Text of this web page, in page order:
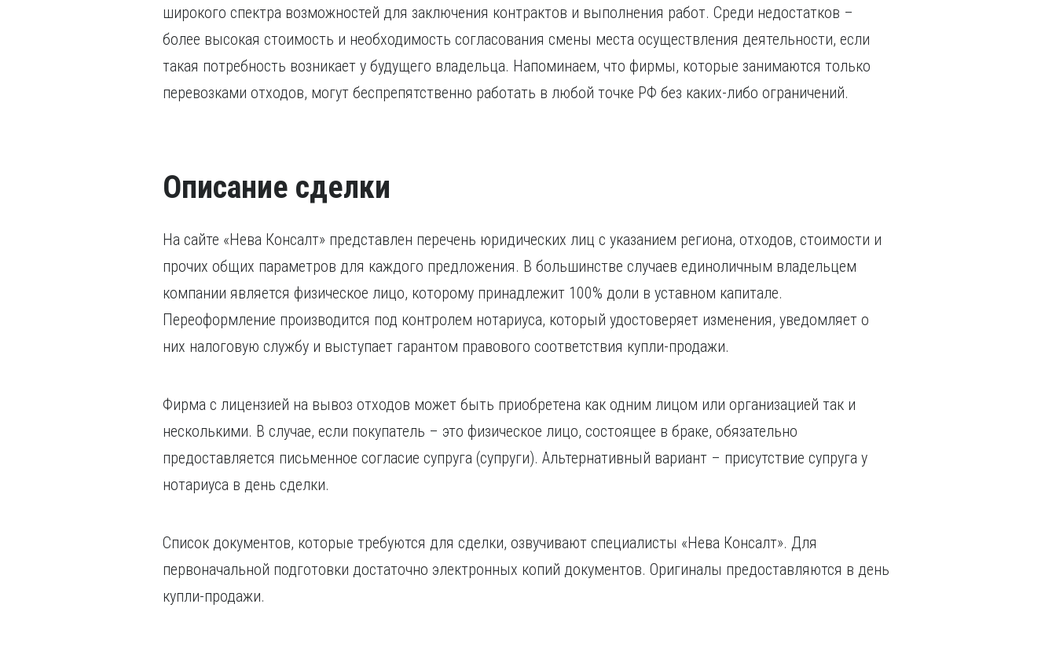
широкого спектра возможностей для заключения контрактов и выполнения работ. Среди недостатков –
более высокая стоимость и необходимость согласования смены места осуществления деятельности, если
такая потребность возникает у будущего владельца. Напоминаем, что фирмы, которые занимаются только
перевозками отходов, могут беспрепятственно работать в любой точке РФ без каких-либо ограничений.
Описание сделки
На сайте «Нева Консалт» представлен перечень юридических лиц с указанием региона, отходов, стоимости и
прочих общих параметров для каждого предложения. В большинстве случаев единоличным владельцем
компании является физическое лицо, которому принадлежит 100% доли в уставном капитале.
Переоформление производится под контролем нотариуса, который удостоверяет изменения, уведомляет о
них налоговую службу и выступает гарантом правового соответствия купли-продажи.
Фирма с лицензией на вывоз отходов может быть приобретена как одним лицом или организацией так и
несколькими. В случае, если покупатель – это физическое лицо, состоящее в браке, обязательно
предоставляется письменное согласие супруга (супруги). Альтернативный вариант – присутствие супруга у
нотариуса в день сделки.
Список документов, которые требуются для сделки, озвучивают специалисты «Нева Консалт». Для
первоначальной подготовки достаточно электронных копий документов. Оригиналы предоставляются в день
купли-продажи.